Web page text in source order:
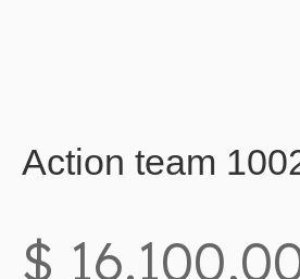
Action team
$